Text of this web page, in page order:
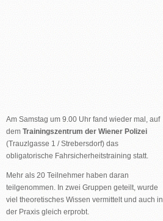
Am Samstag um 9.00 Uhr fand wieder mal, auf
dem Trainingszentrum der Wiener Polizei
(Trauzlgasse 1 / Strebersdorf) das
obligatorische Fahrsicherheitstraining statt.
Mehr als 20 Teilnehmer haben daran
teilgenommen. In zwei Gruppen geteilt, wurde
viel theoretisches Wissen vermittelt und auch in
der Praxis gleich erprobt.